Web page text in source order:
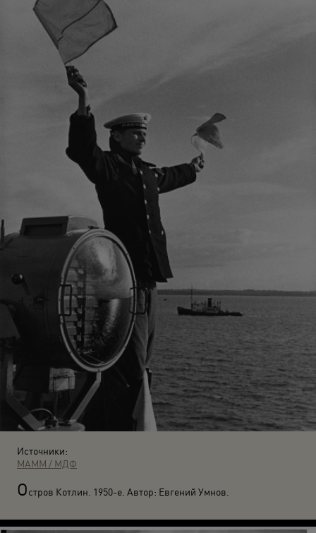
Источники:
МАММ / МДФ
Остров Котлин. 1950-е. Автор: Евгений Умнов.